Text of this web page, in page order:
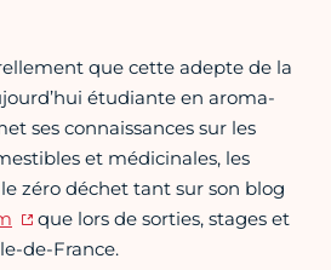
que cette adepte de la
étudiante en aroma-
ses connaissances sur les
et médicinales, les
zéro déchet tant sur son blog
que lors de sorties, stages et
de-France.